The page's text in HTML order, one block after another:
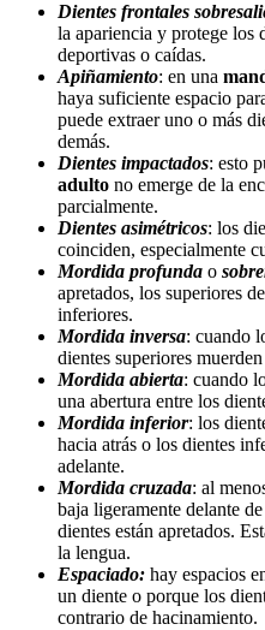
Dientes frontales
la apariencia y protege los
deportivas o caídas.
Apiñamiento: en una
haya suficiente espacio
puede extraer uno o más
demás.
Dientes impactados: esto
adulto no emerge de la
parcialmente.
Dientes asimétricos: los
coinciden, especialmente
Mordida profunda o
apretados, los superiores
inferiores.
Mordida inversa: cuando
dientes superiores
Mordida abierta: cuando
una abertura entre los
Mordida inferior: los
hacia atrás o los dientes
adelante.
Mordida cruzada: al
baja ligeramente delante
dientes están apretados.
la lengua.
Espaciado: hay espacios
un diente o porque los
contrario de hacinamiento.